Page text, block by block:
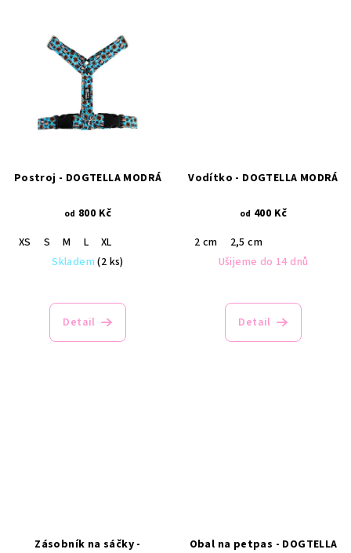
Postroj - DOGTELLA MODRÁ
od 800 Kč
XS
S M L
XL
Skladem(2 ks)
Detail
Vodítko - DOGTELLA MODRÁ
od 400 Kč
2 cm
2,5 cm
Ušijeme do 14 dnů
Detail
Zásobník na sáčky -
Obal na petpas - DOGTELLA